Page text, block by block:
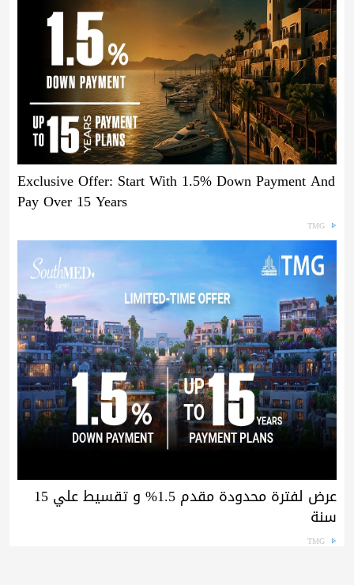
Exclusive Offer: Start With 1.5% Down Payment And
Pay Over 15 Years
TMG
عرض لفترة محدودة مقدم 1.5% و تقسيط علي 15
سنة
TMG